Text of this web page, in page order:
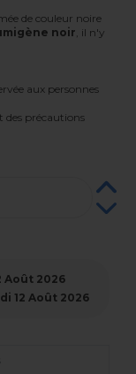
de couleur noire
noir, il n'y
aux personnes
des précautions
Août 2026
12 Août 2026